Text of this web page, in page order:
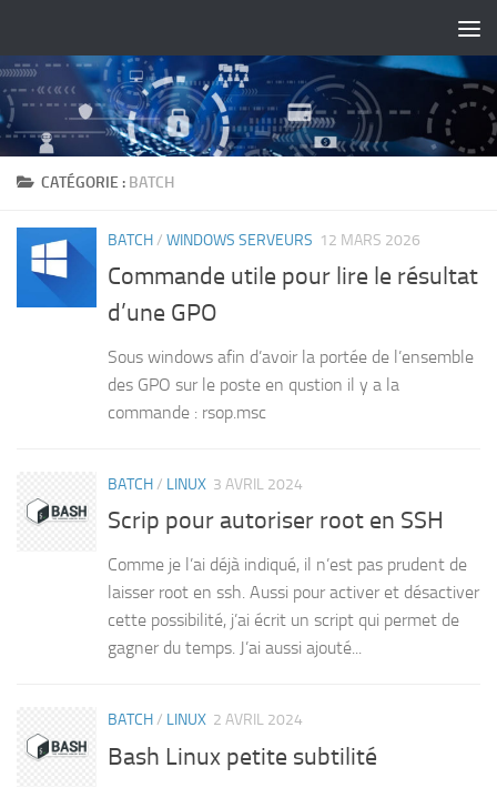
CATÉGORIE : BATCH
BATCH/ WINDOWS SERVEURS 12 MARS 2026
Commande utile pour lire le résultat
d’une GPO
Sous windows afin d’avoir la portée de l’ensemble
des GPO sur le poste en qustion il y a la
commande : rsop.msc
BATCH/ LINUX 3 AVRIL 2024
Scrip pour autoriser root en SSH
Comme je l’ai déjà indiqué, il n’est pas prudent de
laisser root en ssh. Aussi pour activer et désactiver
cette possibilité, j’ai écrit un script qui permet de
gagner du temps. J’ai aussi ajouté...
BATCH/ LINUX 2 AVRIL 2024
Bash Linux petite subtilité